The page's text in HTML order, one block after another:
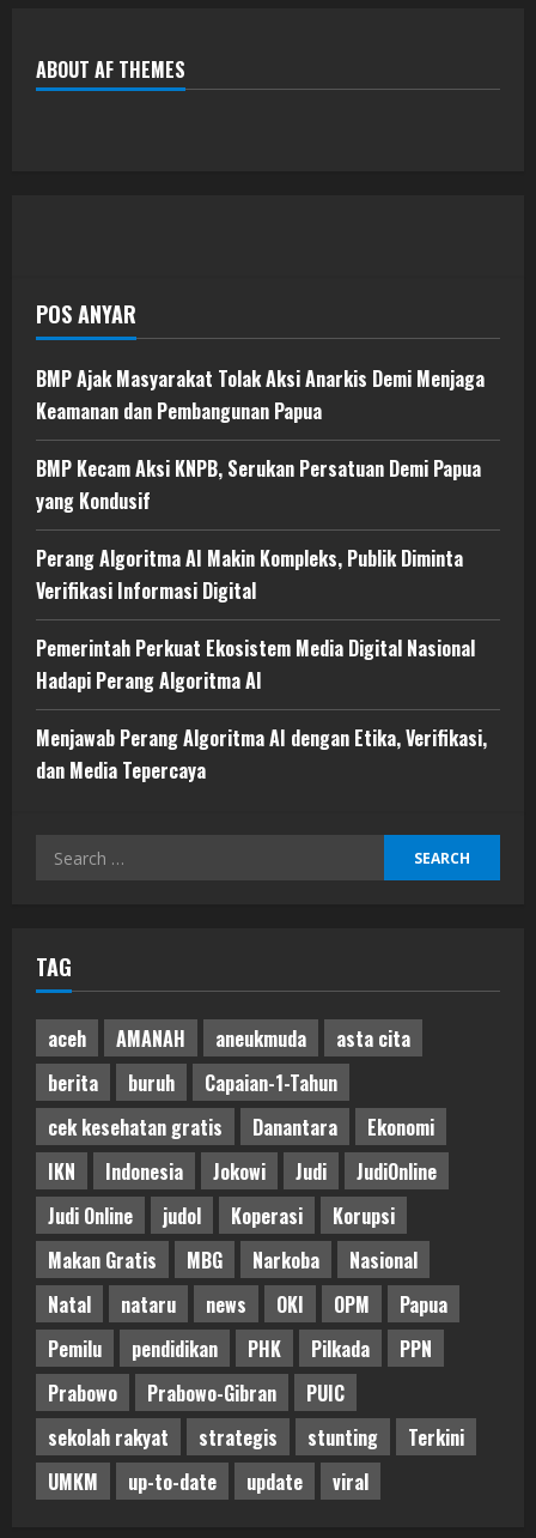
ABOUT AF THEMES
POS ANYAR
BMP Ajak Masyarakat Tolak Aksi Anarkis Demi Menjaga
Keamanan dan Pembangunan Papua
BMP Kecam Aksi KNPB, Serukan Persatuan Demi Papua
yang Kondusif
Perang Algoritma AI Makin Kompleks, Publik Diminta
Verifikasi Informasi Digital
Pemerintah Perkuat Ekosistem Media Digital Nasional
Hadapi Perang Algoritma AI
Menjawab Perang Algoritma AI dengan Etika, Verifikasi,
dan Media Tepercaya
Search
TAG
aceh AMANAH aneukmuda
asta cita
berita
buruh
Capaian-1-Tahun
cek kesehatan gratis
Danantara
Ekonomi
IKN
Indonesia Jokowi Judi
JudiOnline
Judi Online
judol Koperasi
Korupsi
Makan Gratis
MBG Narkoba
Nasional
Natal
nataru news OKI OPM
Papua
Pemilu
pendidikan PHK Pilkada
PPN
Prabowo
Prabowo-Gibran
PUIC
sekolah rakyat
strategis stunting
Terkini
UMKM
up-to-date update viral